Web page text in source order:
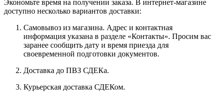
Экономьте время на получении заказа. В интернет-магазине
доступно несколько вариантов доставки:
Самовывоз из магазина. Адрес и контактная
информация указана в разделе «Контакты». Просим вас
заранее сообщить дату и время приезда для
своевременной подготовки документов.
Доставка до ПВЗ СДЕКа.
Курьерская доставка СДЕКом.